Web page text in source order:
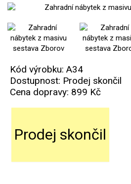
Kód výrobku: A34
Dostupnost: Prodej skončil
Cena dopravy: 899 Kč
Prodej skončil